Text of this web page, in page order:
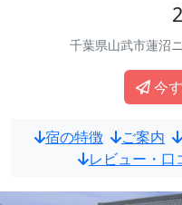
千葉県山武市蓮沼
今
宿の特徴 ご案内
レビュー・口